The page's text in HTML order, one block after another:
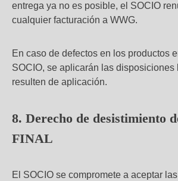
entrega ya no es posible, el SOCIO
cualquier facturación a WWG.
En caso de defectos en los productos
SOCIO, se aplicarán las disposiciones
resulten de aplicación.
8. Derecho de desistimiento
FINAL
El SOCIO se compromete a aceptar